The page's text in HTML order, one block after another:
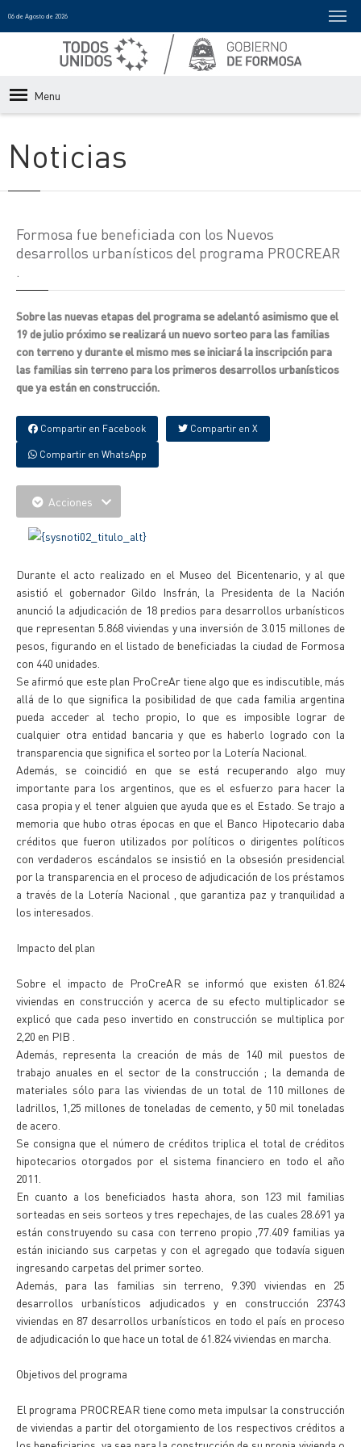
06 de Agosto de 2026
Menu
Noticias
Formosa fue beneficiada con los Nuevos
desarrollos urbanísticos del programa PROCREAR
.
Sobre las nuevas etapas del programa se adelantó asimismo que el
19 de julio próximo se realizará un nuevo sorteo para las familias
con terreno y durante el mismo mes se iniciará la inscripción para
las familias sin terreno para los primeros desarrollos urbanísticos
que ya están en construcción.
Compartir en Facebook Compartir en X
Compartir en WhatsApp
Acciones
Durante el acto realizado en el Museo del Bicentenario, y al que
asistió el gobernador Gildo Insfrán, la Presidenta de la Nación
anunció la adjudicación de 18 predios para desarrollos urbanísticos
que representan 5.868 viviendas y una inversión de 3.015 millones de
pesos, figurando en el listado de beneficiadas la ciudad de Formosa
con 440 unidades.
Se afirmó que este plan ProCreAr tiene algo que es indiscutible, más
allá de lo que significa la posibilidad de que cada familia argentina
pueda acceder al techo propio, lo que es imposible lograr de
cualquier otra entidad bancaria y que es haberlo logrado con la
transparencia que significa el sorteo por la Lotería Nacional.
Además, se coincidió en que se está recuperando algo muy
importante para los argentinos, que es el esfuerzo para hacer la
casa propia y el tener alguien que ayuda que es el Estado. Se trajo a
memoria que hubo otras épocas en que el Banco Hipotecario daba
créditos que fueron utilizados por políticos o dirigentes políticos
con verdaderos escándalos se insistió en la obsesión presidencial
por la transparencia en el proceso de adjudicación de los préstamos
a través de la Lotería Nacional , que garantiza paz y tranquilidad a
los interesados.
Impacto del plan
Sobre el impacto de ProCreAR se informó que existen 61.824
viviendas en construcción y acerca de su efecto multiplicador se
explicó que cada peso invertido en construcción se multiplica por
2,20 en PIB .
Además, representa la creación de más de 140 mil puestos de
trabajo anuales en el sector de la construcción ; la demanda de
materiales sólo para las viviendas de un total de 110 millones de
ladrillos, 1,25 millones de toneladas de cemento, y 50 mil toneladas
de acero.
Se consigna que el número de créditos triplica el total de créditos
hipotecarios otorgados por el sistema financiero en todo el año
2011.
En cuanto a los beneficiados hasta ahora, son 123 mil familias
sorteadas en seis sorteos y tres repechajes, de las cuales 28.691 ya
están construyendo su casa con terreno propio ,77.409 familias ya
están iniciando sus carpetas y con el agregado que todavía siguen
ingresando carpetas del primer sorteo.
Además, para las familias sin terreno, 9.390 viviendas en 25
desarrollos urbanísticos adjudicados y en construcción 23743
viviendas en 87 desarrollos urbanísticos en todo el país en proceso
de adjudicación lo que hace un total de 61.824 viviendas en marcha.
Objetivos del programa
El programa PROCREAR tiene como meta impulsar la construcción
de viviendas a partir del otorgamiento de los respectivos créditos a